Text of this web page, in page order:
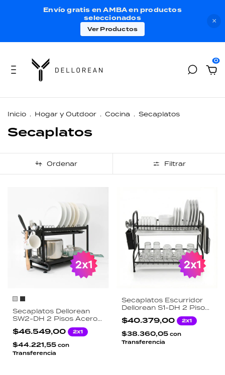
×
Envío gratis en AMBA en productos
seleccionados
Ver Productos
0
Inicio . Hogar y Outdoor . Cocina . Secaplatos
Secaplatos
Ordenar Filtrar
Secaplatos Dellorean
SW2-DH 2 Pisos Acero
Inoxidable Escurridor
Cubiertos Vasos
Organizador Cocina
$46.549,00 2x1
$44.221,55 con
Transferencia
Secaplatos Escurridor
Dellorean S1-DH 2 Pisos
Acero CRS Capacidad
15 Platos Bandeja y
Cubiertero Negro
$40.379,00 2x1
$38.360,05 con
Transferencia